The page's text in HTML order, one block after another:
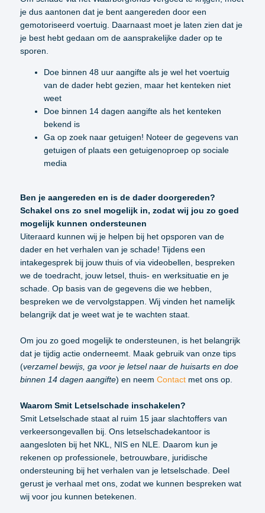
je dus aantonen dat je bent aangereden door een
gemotoriseerd voertuig. Daarnaast moet je laten zien dat je
je best hebt gedaan om de aansprakelijke dader op te
sporen.
Doe binnen 48 uur aangifte als je wel het voertuig
van de dader hebt gezien, maar het kenteken niet
weet
Doe binnen 14 dagen aangifte als het kenteken
bekend is
Ga op zoek naar getuigen! Noteer de gegevens van
getuigen of plaats een getuigenoproep op sociale
media
Ben je aangereden en is de dader doorgereden?
Schakel ons zo snel mogelijk in, zodat wij jou zo goed
mogelijk kunnen ondersteunen
Uiteraard kunnen wij je helpen bij het opsporen van de
dader en het verhalen van je schade! Tijdens een
intakegesprek bij jouw thuis of via videobellen, bespreken
we de toedracht, jouw letsel, thuis- en werksituatie en je
schade. Op basis van de gegevens die we hebben,
bespreken we de vervolgstappen. Wij vinden het namelijk
belangrijk dat je weet wat je te wachten staat.
Om jou zo goed mogelijk te ondersteunen, is het belangrijk
dat je tijdig actie onderneemt. Maak gebruik van onze tips
(verzamel bewijs, ga voor je letsel naar de huisarts en doe
binnen 14 dagen aangifte) en neem Contactmet ons op.
Waarom Smit Letselschade inschakelen?
Smit Letselschade staat al ruim 15 jaar slachtoffers van
verkeersongevallen bij. Ons letselschadekantoor is
aangesloten bij het NKL, NIS en NLE. Daarom kun je
rekenen op professionele, betrouwbare, juridische
ondersteuning bij het verhalen van je letselschade. Deel
gerust je verhaal met ons, zodat we kunnen bespreken wat
wij voor jou kunnen betekenen.